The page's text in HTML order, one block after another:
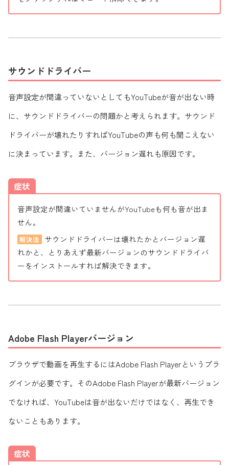
サウンドドライバー
音声設定が間違っていないとしてもYouTubeが音が出ない時
に、サウンドドライバーの問題かと考えられます。サウンド
ドライバーが壊れたりすればYouTubeの声も何も聞こえない
に決まっています。また、バージョン遅れも原因です。
症状
音声設定が間違いていませんがYouTubeも何も音が出ま
せん。
解決法
サウンドドライバーは壊れたかとバージョン遅
れかと、とりあえず最新バージョンのサウンドドライバ
ーをインストールすれば解決できます。
Adobe Flash Playerバージョン
ブラウザで動画を再生するにはAdobe Flash Playerというプラ
グインが必要です。そのAdobe Flash Playerが最新バージョン
でなければ、YouTubeは音が出ないだけではなく、再生でき
ないこともあります。
症状